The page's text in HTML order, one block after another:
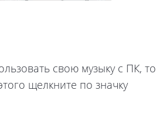
свою музыку с ПК, то
щелкните по значку